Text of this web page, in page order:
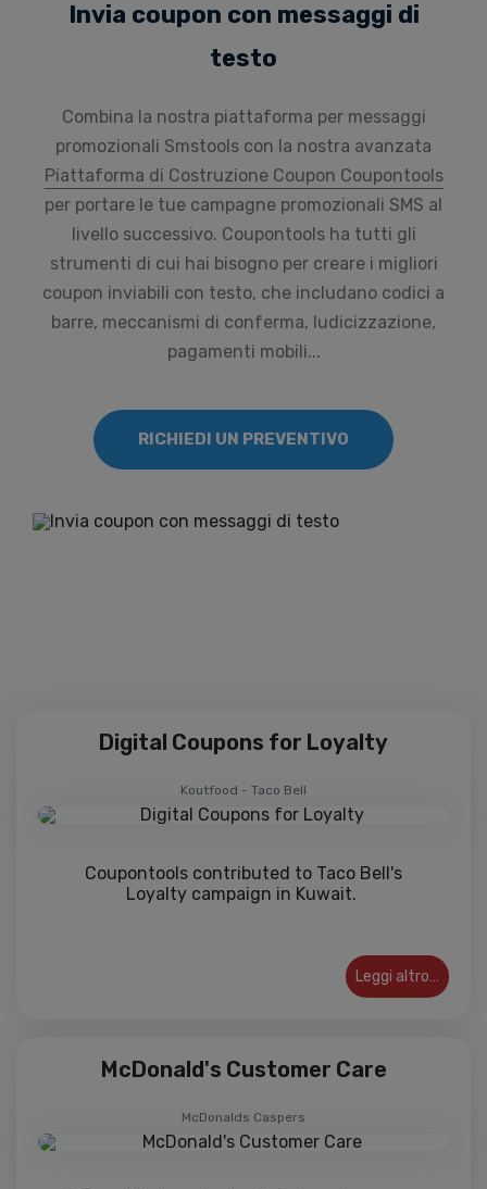
Invia coupon con messaggi di
testo
Combina la nostra piattaforma per messaggi
promozionali Smstools con la nostra avanzata
Piattaforma di Costruzione Coupon Coupontools
per portare le tue campagne promozionali SMS al
livello successivo. Coupontools ha tutti gli
strumenti di cui hai bisogno per creare i migliori
coupon inviabili con testo, che includano codici a
barre, meccanismi di conferma, ludicizzazione,
pagamenti mobili...
RICHIEDI UN PREVENTIVO
Digital Coupons for Loyalty
Koutfood - Taco Bell
Coupontools contributed to Taco Bell's
Loyalty campaign in Kuwait.
Leggi altro…
McDonald's Customer Care
McDonalds Caspers